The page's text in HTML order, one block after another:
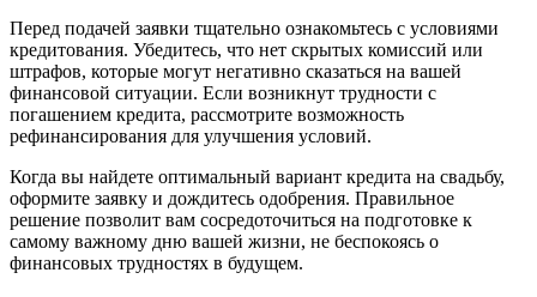
Перед подачей заявки тщательно ознакомьтесь с условиями
кредитования. Убедитесь, что нет скрытых комиссий или
штрафов, которые могут негативно сказаться на вашей
финансовой ситуации. Если возникнут трудности с
погашением кредита, рассмотрите возможность
рефинансирования для улучшения условий.
Когда вы найдете оптимальный вариант кредита на свадьбу,
оформите заявку и дождитесь одобрения. Правильное
решение позволит вам сосредоточиться на подготовке к
самому важному дню вашей жизни, не беспокоясь о
финансовых трудностях в будущем.